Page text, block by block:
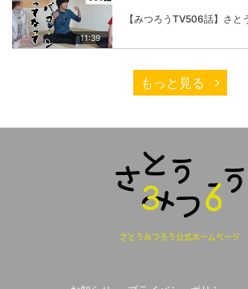
11:39
もっと見る
さとうみつろう公式ホームページ